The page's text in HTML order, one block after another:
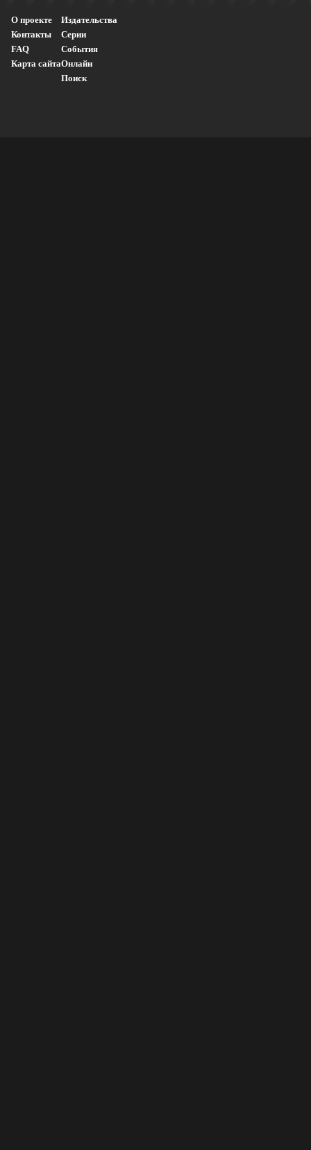
О проекте
Контакты
FAQ
Карта сайта
Издательства
Серии
События
Онлайн
Поиск